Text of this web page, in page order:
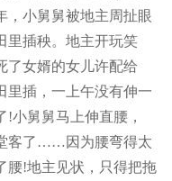
，小舅舅被地主周扯眼
里插秧。地主开玩笑
了女婿的女儿许配给
里插，一上午没有伸一
小舅舅马上伸直腰，
客了……因为腰弯得太
腰!地主见状，只得把拖